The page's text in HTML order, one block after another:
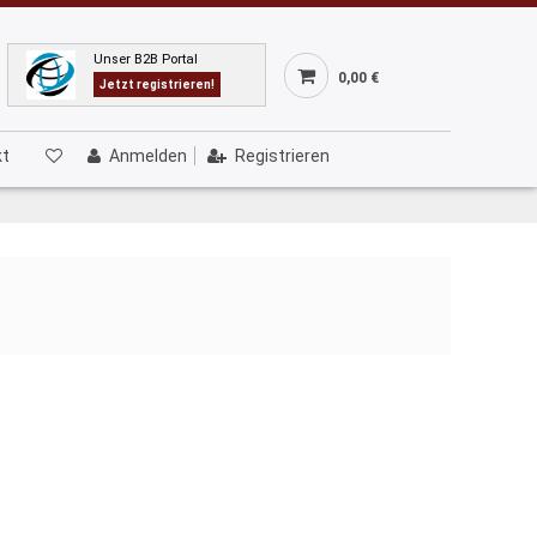
Unser B2B Portal
Jetzt registrieren! 0,00 €
Anmelden Registrieren